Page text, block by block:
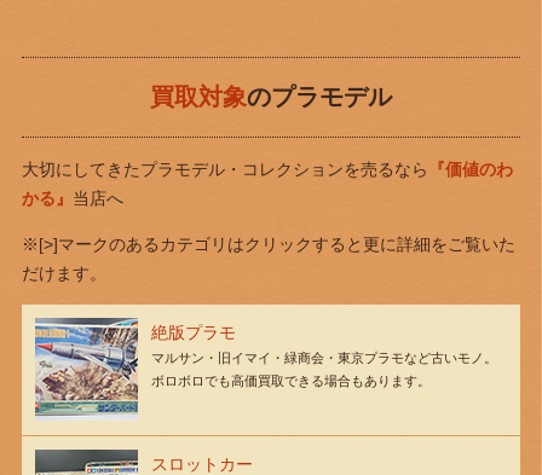
買取対象のプラモデル
大切にしてきたプラモデル・コレクションを売るなら
『価値のわ
かる』 当店へ
※[>]マークのあるカテゴリはクリックすると更に詳細をご覧いた
だけます。
絶版プラモ
マルサン・旧イマイ・緑商会・東京プラモなど古いモノ。
ボロボロでも高価買取できる場合もあります。
スロットカー